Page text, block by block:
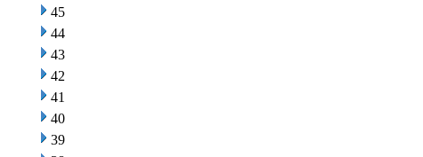
45
44
43
42
41
40
39